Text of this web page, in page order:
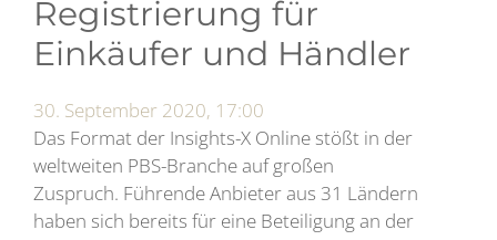
Registrierung für
Einkäufer und Händler
30. September 2020, 17:00
Das Format der Insights-X Online stößt in der
weltweiten PBS-Branche auf großen
Zuspruch. Führende Anbieter aus 31 Ländern
haben sich bereits für eine Beteiligung an der